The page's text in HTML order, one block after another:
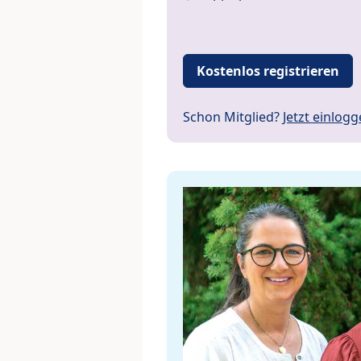
Kostenlos registrieren
Schon Mitglied? Jetzt